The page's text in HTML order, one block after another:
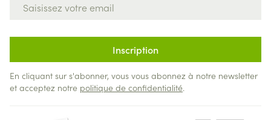
Inscription
En cliquant sur s'abonner, vous vous abonnez à notre newsletter
et acceptez notre politique de confidentialité.